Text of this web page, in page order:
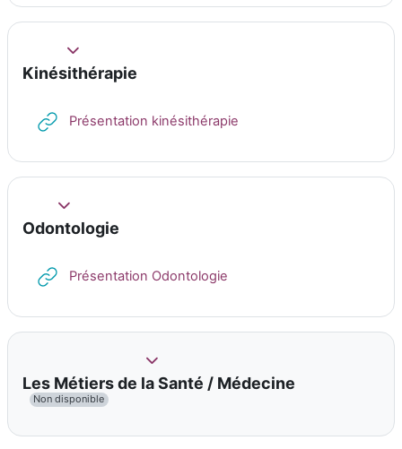
Replier
Kinésithérapie
Présentation kinésithérapie
Replier
Odontologie
Présentation Odontologie
Replier
Les Métiers de la Santé / Médecine
Non disponible